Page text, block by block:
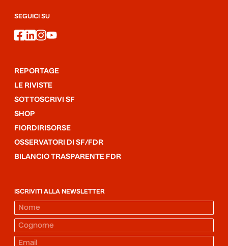
SEGUICI SU
facebook
linkedin
instagram
youtube
REPORTAGE
LE RIVISTE
SOTTOSCRIVI SF
SHOP
FIORDIRISORSE
OSSERVATORI DI SF/FDR
BILANCIO TRASPARENTE FDR
ISCRIVITI ALLA NEWSLETTER